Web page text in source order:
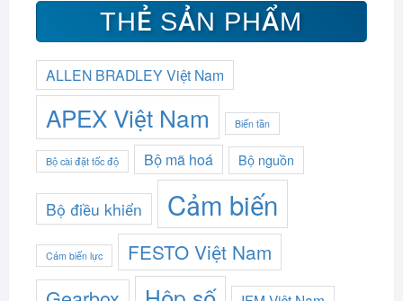
THẺ SẢN PHẨM
ALLEN BRADLEY Việt Nam
APEX Việt Nam Biến tần
Bộ cài đặt tốc độ Bộ mã hoá Bộ nguồn
Bộ điều khiển Cảm biến
Cảm biến lực FESTO Việt Nam